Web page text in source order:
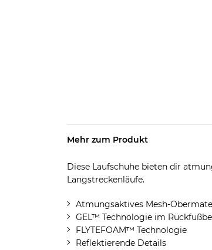
Mehr zum Produkt
Diese Laufschuhe bieten dir
Langstreckenläufe.
Atmungsaktives Mesh-
GEL™ Technologie im
FLYTEFOAM™ Technologie
Reflektierende Details